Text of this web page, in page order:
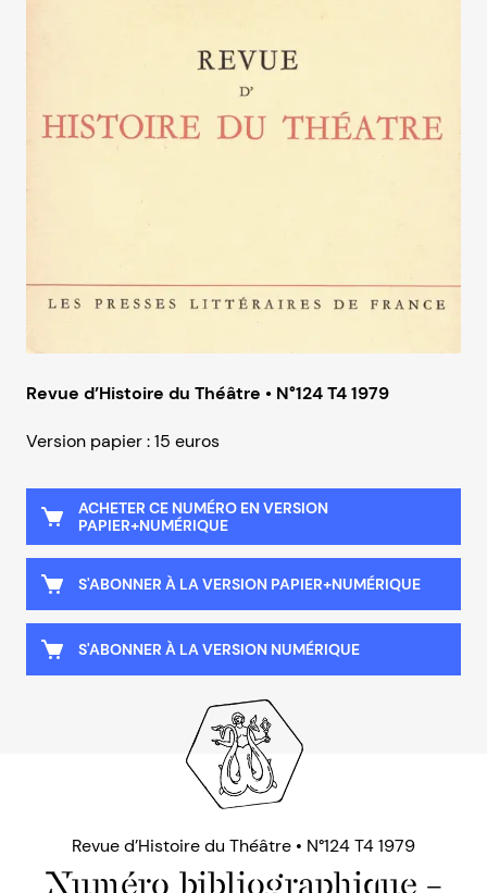
Revue d’Histoire du Théâtre • N°124 T4 1979
Version papier : 15 euros
ACHETER CE NUMÉRO EN VERSION
PAPIER+NUMÉRIQUE
S'ABONNER À LA VERSION PAPIER+NUMÉRIQUE
S'ABONNER À LA VERSION NUMÉRIQUE
Revue d’Histoire du Théâtre • N°124 T4 1979
Numéro bibliographique –